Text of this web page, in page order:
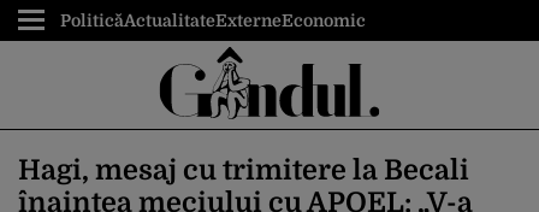
PoliticăActualitateExterneEconomic
Hagi, mesaj cu trimitere la Becali
înaintea meciului cu APOEL: „V-a